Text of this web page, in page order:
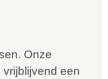
Onze
een